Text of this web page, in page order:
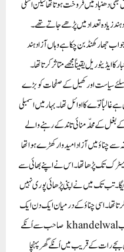
بھی دھنباد میں فروخت ہوتا تھا لیکن اسکی
زیادہ تعداد میں پڑھے جاتے تھے۔
اب جھارکھنڈ بن چکا ہے وہاں آزاد ہند
یقیناً مجھے متاثر کرتا تھا ۔
اسلئے سیاست اور کھیل کے صفحات کو بڑے
غالباً نوّے کا اوائل تھا ۔بہار میں اسمبلی
بغل کے محلّہ منائی تاند کے رہنے والے
سے چناؤ میں آزاد امیدوار کھڑے ہوا تھا
تک پڑھا تھا ۔اس نے اپنے بھائی سے
دیگا۔تب تک میں نے اپنی پڑھائی پوری نہیں
کرتا تھا ۔ اسی چناؤ کے درمیان ایک دن ایک
شخص میرے گھر آیا اور کہا رات دس بجے کے قریب khandelwal صاحب سے اُنکے
رات کے قریب میں اُنکے گھر پہنچا